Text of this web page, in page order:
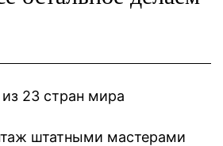
23 стран мира
штатными мастерами